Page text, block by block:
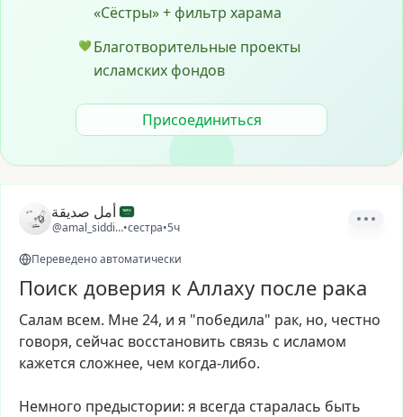
«Сёстры» + фильтр харама
💚 Благотворительные проекты
исламских фондов
Присоединиться
أمل صديقة
@amal_siddiqa•сестра•5ч
Переведено автоматически
Поиск доверия к Аллаху после рака
Салам всем. Мне24, и я "победила" рак, но, честно
говоря, сейчас восстановить связь с исламом
кажется сложнее, чем когда-либо.
Немного предыстории: я всегда старалась быть